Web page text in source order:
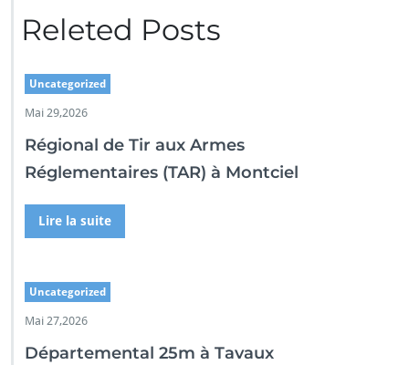
Releted Posts
Uncategorized
Mai 29,2026
Régional de Tir aux Armes
Réglementaires (TAR) à Montciel
Lire la suite
Uncategorized
Mai 27,2026
Départemental 25m à Tavaux